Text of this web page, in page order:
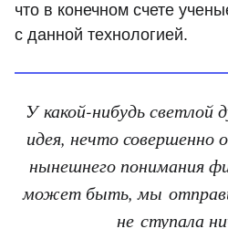
что в конечном счете
с данной технологией.
У какой-нибудь светлой
идея, нечто совершенно
нынешнего понимания
может быть, мы
не ступала